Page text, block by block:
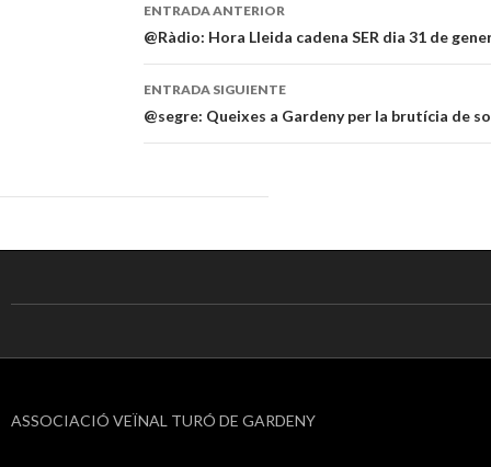
Navegación
de
entradas
ENTRADA ANTERIOR
@Ràdio: Hora Lleida cadena SER dia 31 de
ENTRADA SIGUIENTE
@segre: Queixes a Gardeny per la brutícia de
ASSOCIACIÓ VEÏNAL TURÓ DE GARDENY